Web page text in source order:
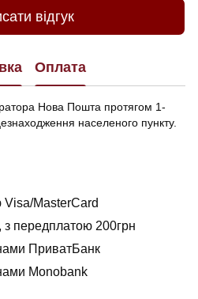
відгук
Оплата
Нова Пошта протягом 1-
населеного пункту.
MasterCard
передплатою 200грн
ПриватБанк
Monobank